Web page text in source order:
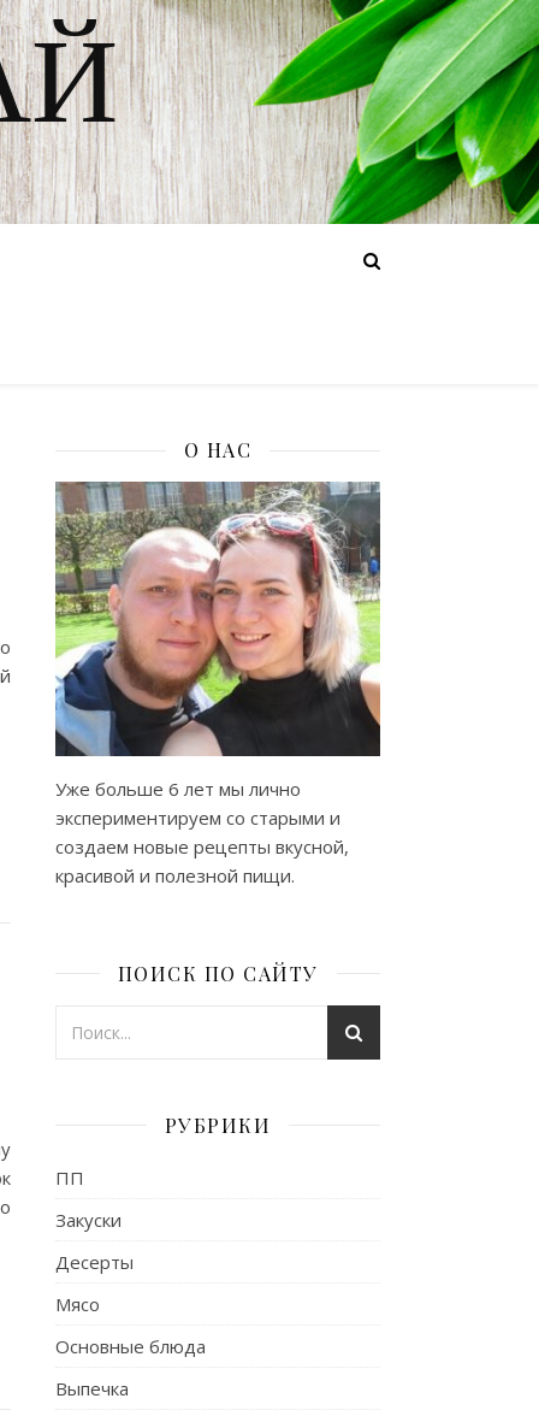
О НАС
Уже больше 6 лет мы лично
экспериментируем со старыми и
создаем новые рецепты вкусной,
красивой и полезной пищи.
ПОИСК ПО САЙТУ
РУБРИКИ
ПП
Закуски
Десерты
Мясо
Основные блюда
Выпечка